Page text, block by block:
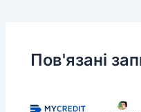
Пов'язані